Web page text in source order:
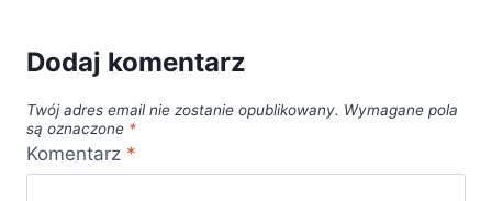
Dodaj komentarz
Twój adres email nie zostanie opublikowany. Wymagane pola
są oznaczone *
Komentarz *